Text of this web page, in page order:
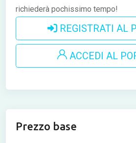
richiederà pochissimo tempo!
REGISTRATI AL
ACCEDI AL
Prezzo base